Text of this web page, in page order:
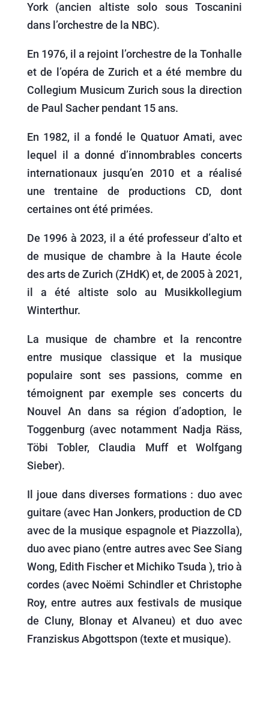
York (ancien altiste solo sous Toscanini
dans l’orchestre de la NBC).
En 1976, il a rejoint l’orchestre de la Tonhalle
et de l’opéra de Zurich et a été membre du
Collegium Musicum Zurich sous la direction
de Paul Sacher pendant 15 ans.
En 1982, il a fondé le Quatuor Amati, avec
lequel il a donné d’innombrables concerts
internationaux jusqu’en 2010 et a réalisé
une trentaine de productions CD, dont
certaines ont été primées.
De 1996 à 2023, il a été professeur d’alto et
de musique de chambre à la Haute école
des arts de Zurich (ZHdK) et, de 2005 à 2021,
il a été altiste solo au Musikkollegium
Winterthur.
La musique de chambre et la rencontre
entre musique classique et la musique
populaire sont ses passions, comme en
témoignent par exemple ses concerts du
Nouvel An dans sa région d’adoption, le
Toggenburg (avec notamment Nadja Räss,
Töbi Tobler, Claudia Muff et Wolfgang
Sieber).
Il joue dans diverses formations : duo avec
guitare (avec Han Jonkers, production de CD
avec de la musique espagnole et Piazzolla),
duo avec piano (entre autres avec See Siang
Wong, Edith Fischer et Michiko Tsuda ), trio à
cordes (avec Noëmi Schindler et Christophe
Roy, entre autres aux festivals de musique
de Cluny, Blonay et Alvaneu) et duo avec
Franziskus Abgottspon (texte et musique).